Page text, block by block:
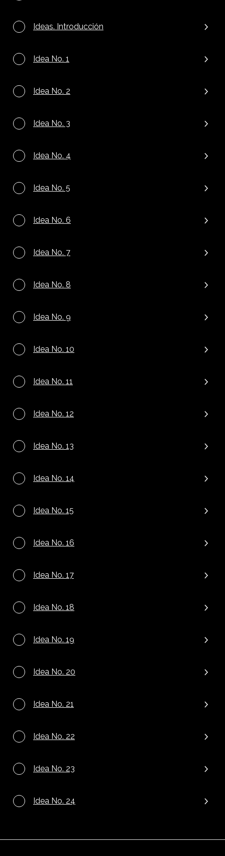
Ideas. Introducción
Idea No. 1
Idea No. 2
Idea No. 3
Idea No. 4
Idea No. 5
Idea No. 6
Idea No. 7
Idea No. 8
Idea No. 9
Idea No. 10
Idea No. 11
Idea No. 12
Idea No. 13
Idea No. 14
Idea No. 15
Idea No. 16
Idea No. 17
Idea No. 18
Idea No. 19
Idea No. 20
Idea No. 21
Idea No. 22
Idea No. 23
Idea No. 24